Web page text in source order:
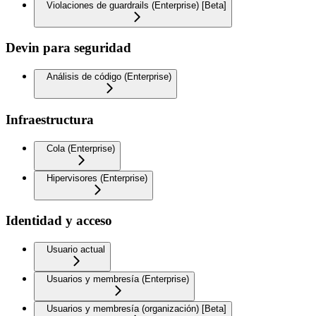
Violaciones de guardrails (Enterprise) [Beta]
Devin para seguridad
Análisis de código (Enterprise)
Infraestructura
Cola (Enterprise)
Hipervisores (Enterprise)
Identidad y acceso
Usuario actual
Usuarios y membresía (Enterprise)
Usuarios y membresía (organización) [Beta]